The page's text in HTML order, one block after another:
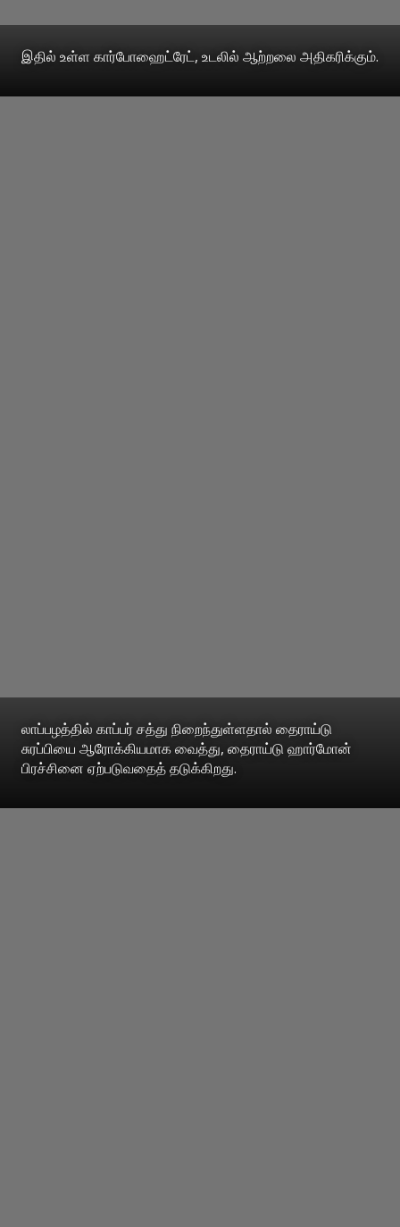
இதில் உள்ள கார்போஹைட்ரேட், உடலில் ஆற்றலை அதிகரிக்கும்.
லாப்பழத்தில் காப்பர் சத்து நிறைந்துள்ளதால் தைராய்டு
சுரப்பியை ஆரோக்கியமாக வைத்து, தைராய்டு ஹார்மோன்
பிரச்சினை ஏற்படுவதைத் தடுக்கிறது.